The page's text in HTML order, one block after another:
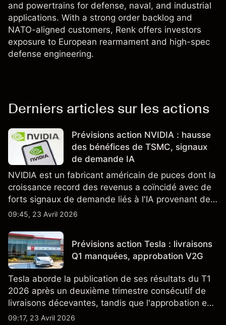
and powertrains for defense, naval, and industrial
applications. With a strong order backlog and
NATO-aligned customers, Renk offers investors
exposure to European rearmament and high-spec
defense engineering.
Derniers articles sur les actions
Prévisions action NVIDIA : hausse
des bénéfices de TSMC, signaux
de demande IA
NVIDIA est un fabricant américain de puces dont la
croissance record des revenus a coïncidé avec de
forts signaux de demande liés à l'IA provenant de
partenaires clés de la chaîne d'approvisionnement,
passées ne préjugent pas des résultats futurs.
09:45, 23 Avril 2026
Prévisions action Tesla : livraisons
Q1 manquées, approbation V2G
Tesla aborde la publication de ses résultats du T1
2026 après un deuxième trimestre consécutif de
livraisons décevantes, tandis que l'approbation en
Californie d'un programme V2G pour le Cybertruck
09:17, 23 Avril 2026